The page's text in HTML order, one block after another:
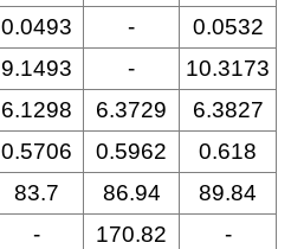
0.0493 -
0.0532
9.1493 -
10.3173
6.1298 6.3729
6.3827
0.5706 0.5962
0.618
83.7 86.94
89.84
- 170.82
-